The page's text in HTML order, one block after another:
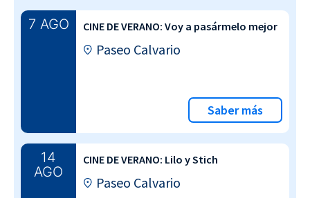
7 AGO CINE DE VERANO: Voy a pasármelo mejor
Paseo Calvario
Saber más
14
AGO
CINE DE VERANO: Lilo y Stich
Paseo Calvario